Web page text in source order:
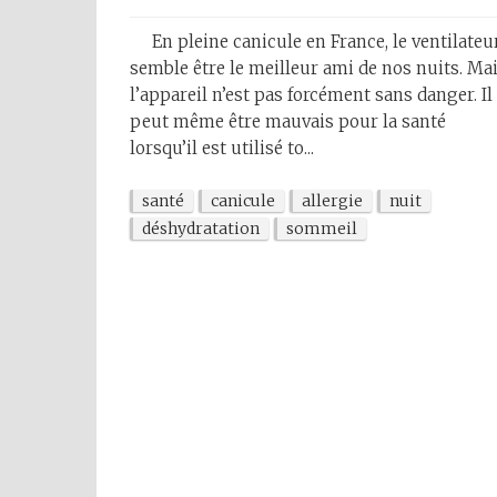
En pleine canicule en France, le
semble être le meilleur ami de nos nuits.
l’appareil n’est pas forcément sans danger. Il
peut même être mauvais pour la santé
lorsqu’il est utilisé to...
santé canicule allergie
nuit
déshydratation
sommeil